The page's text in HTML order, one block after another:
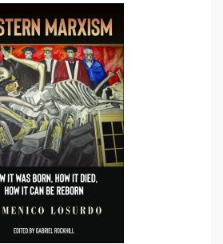
Ενότητα της
αντιιμπεριαλιστικής,
κομμουνιστικής και
ριζοσπαστικής, Αριστεράς και
ανασυγκρότηση του
Κομμουνιστικού Κινήματος
Για την απόφαση του 4ου
Συνεδρίου του Αριστερού
Ρεύματος